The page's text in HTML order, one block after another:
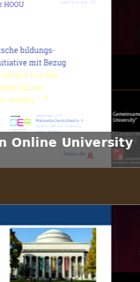
Online University